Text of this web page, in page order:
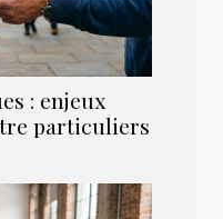
: enjeux
particuliers